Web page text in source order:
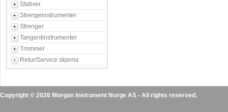
Stativer
Strengeinstrumenter
Strenger
Tangentinstrumenter
Trommer
Retur/Service skjema
Copyright © 2026 Morgan Instrument Norge AS - All rights reserved.